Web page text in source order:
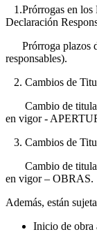
1.Prórrogas en los
Declaración
Prórroga plazos
responsables).
2. Cambios de
Cambio de
en vigor -
3. Cambios de
Cambio de
en vigor – OBRAS.
Además, están
Inicio de obra